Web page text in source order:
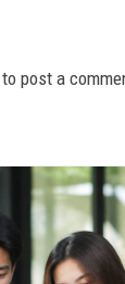
to post a